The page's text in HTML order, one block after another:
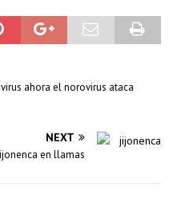
ahora el norovirus ataca
NEXT
en llamas